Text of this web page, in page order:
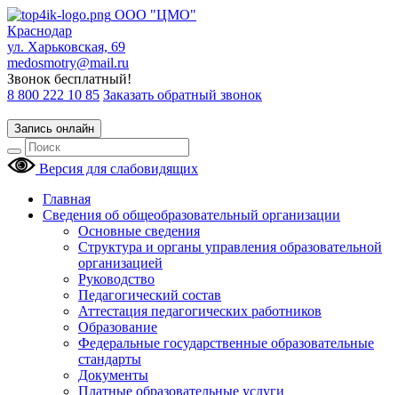
ООО "ЦМО"
Краснодар
ул. Харьковская, 69
medosmotry@mail.ru
Звонок бесплатный!
8 800 222 10 85 Заказать обратный звонок
Запись онлайн
Версия для слабовидящих
Главная
Сведения об общеобразовательный организации
Основные сведения
Структура и органы управления образовательной
организацией
Руководство
Педагогический состав
Аттестация педагогических работников
Образование
Федеральные государственные образовательные
стандарты
Документы
Платные образовательные услуги